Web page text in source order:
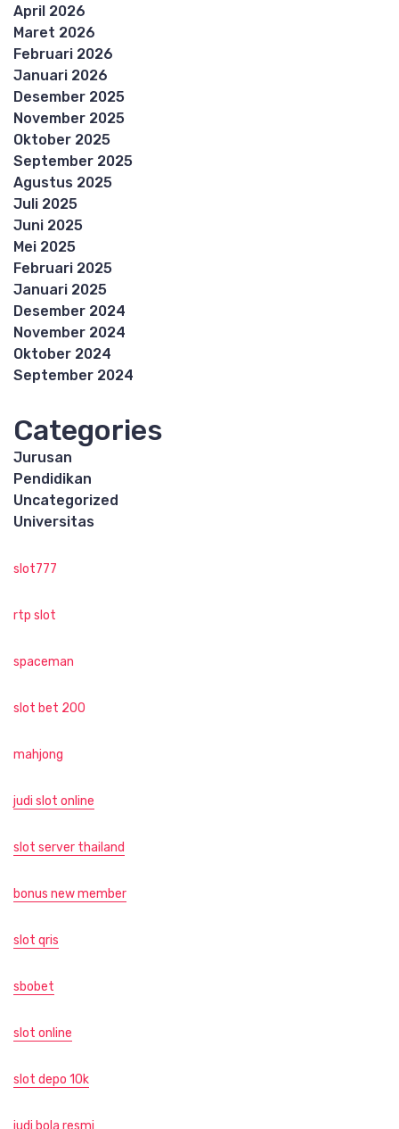
April 2026
Maret 2026
Februari 2026
Januari 2026
Desember 2025
November 2025
Oktober 2025
September 2025
Agustus 2025
Juli 2025
Juni 2025
Mei 2025
Februari 2025
Januari 2025
Desember 2024
November 2024
Oktober 2024
September 2024
Categories
Jurusan
Pendidikan
Uncategorized
Universitas
slot777
rtp slot
spaceman
slot bet 200
mahjong
judi slot online
slot server thailand
bonus new member
slot qris
sbobet
slot online
slot depo 10k